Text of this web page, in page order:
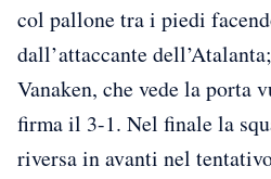
col pallone tra i piedi
dall’attaccante
Vanaken, che vede la porta
firma il 3-1. Nel finale la
riversa in avanti nel